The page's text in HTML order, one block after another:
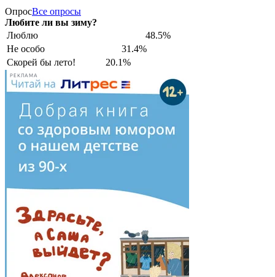
ОпросВсе опросы
Любите ли вы зиму?
Люблю
48.5%
Не особо
31.4%
Скорей бы лето!
20.1%
РЕКЛАМА